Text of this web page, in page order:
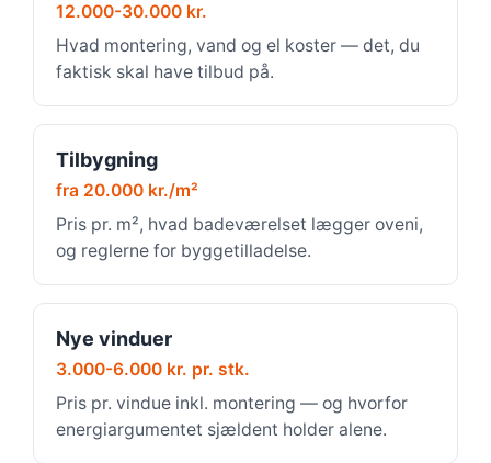
12.000-30.000 kr.
Hvad montering, vand og el koster — det, du
faktisk skal have tilbud på.
Tilbygning
fra 20.000 kr./m²
Pris pr. m², hvad badeværelset lægger oveni,
og reglerne for byggetilladelse.
Nye vinduer
3.000-6.000 kr. pr. stk.
Pris pr. vindue inkl. montering — og hvorfor
energiargumentet sjældent holder alene.